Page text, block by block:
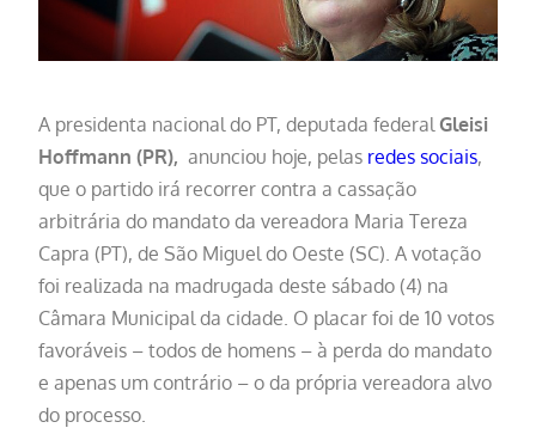
A presidenta nacional do PT, deputada federal Gleisi
Hoffmann (PR), anunciou hoje, pelas redes sociais,
que o partido irá recorrer contra a cassação
arbitrária do mandato da vereadora Maria Tereza
Capra (PT), de São Miguel do Oeste (SC). A votação
foi realizada na madrugada deste sábado (4) na
Câmara Municipal da cidade. O placar foi de 10 votos
favoráveis – todos de homens – à perda do mandato
e apenas um contrário – o da própria vereadora alvo
do processo.